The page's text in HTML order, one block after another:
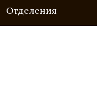
Отделения